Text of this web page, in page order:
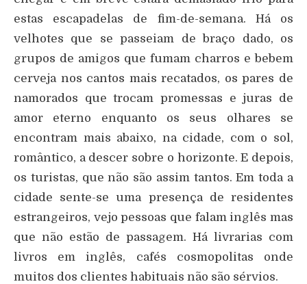
estas escapadelas de fim-de-semana. Há os
velhotes que se passeiam de braço dado, os
grupos de amigos que fumam charros e bebem
cerveja nos cantos mais recatados, os pares de
namorados que trocam promessas e juras de
amor eterno enquanto os seus olhares se
encontram mais abaixo, na cidade, com o sol,
romântico, a descer sobre o horizonte. E depois,
os turistas, que não são assim tantos. Em toda a
cidade sente-se uma presença de residentes
estrangeiros, vejo pessoas que falam inglês mas
que não estão de passagem. Há livrarias com
livros em inglês, cafés cosmopolitas onde
muitos dos clientes habituais não são sérvios.